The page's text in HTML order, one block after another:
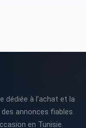
dédiée à l’achat et la
annonces fiables
en Tunisie.